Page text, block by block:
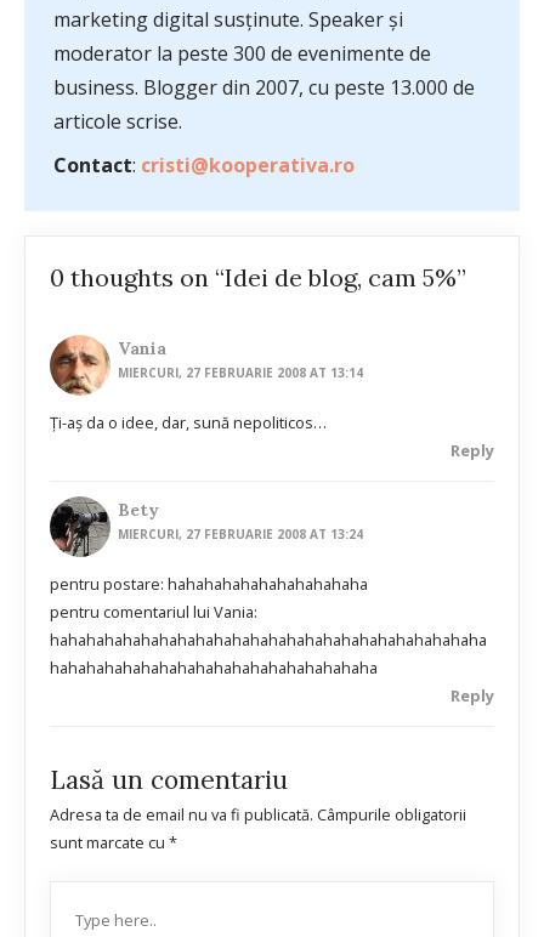
marketing digital susținute. Speaker și
moderator la peste 300 de evenimente de
business. Blogger din 2007, cu peste 13.000 de
articole scrise.
Contact: cristi@kooperativa.ro
0 thoughts on “Idei de blog, cam 5%”
Vania
MIERCURI, 27 FEBRUARIE 2008 AT 13:14
Ţi-aş da o idee, dar, sună nepoliticos…
Reply
Bety
MIERCURI, 27 FEBRUARIE 2008 AT 13:24
pentru postare: hahahahahahahahahahaha
pentru comentariul lui Vania:
hahahahahahahahahahahahahahahahahahahahahahahaha
hahahahahahahahahahahahahahahahahaha
Reply
Lasă un comentariu
Adresa ta de email nu va fi publicată. Câmpurile obligatorii
sunt marcate cu *